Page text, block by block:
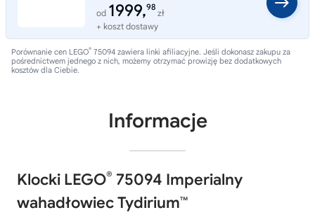
od 1999,98
zł
+ koszt dostawy
Porównanie cen LEGO® 75094 zawiera linki afiliacyjne. Jeśli dokonasz zakupu za
pośrednictwem jednego z nich, możemy otrzymać prowizję bez dodatkowych
kosztów dla Ciebie.
Informacje
Klocki LEGO® 75094 Imperialny
wahadłowiec Tydirium™